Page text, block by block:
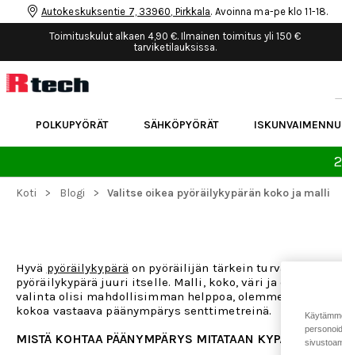
Autokeskuksentie 7, 33960, Pirkkala. Avoinna ma-pe klo 11-18.
Toimituskulut alkaen 4,90 €. Ilmainen toimitus yli 150 €
tarviketilauksissa.
POLKUPYÖRÄT SÄHKÖPYÖRÄT
Koti > Blogi > Valitse oikea pyöräilykypärän koko ja malli
Hyvä pyöräilykypärä on pyöräilijän tärkein turva tiellä ja
pyöräilykypärä juuri itselle. Malli, koko, väri ja erilaiset
valinta olisi mahdollisimman helppoa, olemme
kokoa vastaava päänympärys senttimetreinä.
MISTÄ KOHTAA PÄÄNYMPÄRYS MITATAAN KYPÄRÄÄ